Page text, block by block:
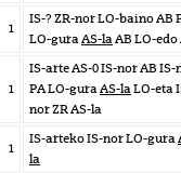
1
IS-? ZR-nor LO-baino AB
LO-guraAS-laAB LO-edo
1
IS-arte AS-0 IS-nor AB IS-
PA LO-guraAS-laLO-eta
nor ZR AS-la
1
IS-arteko IS-nor LO-gura
la